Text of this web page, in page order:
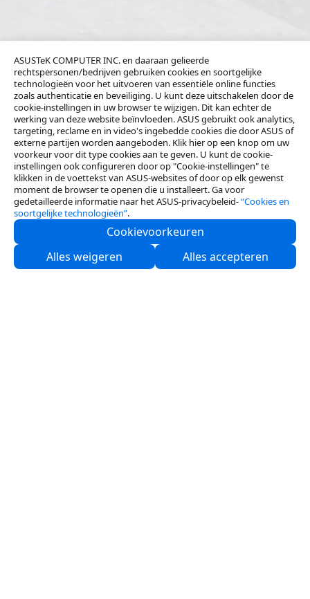
ASUSTeK COMPUTER INC. en daaraan gelieerde
rechtspersonen/bedrijven gebruiken cookies en soortgelijke
technologieën voor het uitvoeren van essentiële online functies
zoals authenticatie en beveiliging. U kunt deze uitschakelen door de
cookie-instellingen in uw browser te wijzigen. Dit kan echter de
werking van deze website beïnvloeden. ASUS gebruikt ook analytics,
targeting, reclame en in video's ingebedde cookies die door ASUS of
externe partijen worden aangeboden. Klik hier op een knop om uw
voorkeur voor dit type cookies aan te geven. U kunt de cookie-
instellingen ook configureren door op "Cookie-instellingen" te
klikken in de voettekst van ASUS-websites of door op elk gewenst
moment de browser te openen die u installeert. Ga voor
gedetailleerde informatie naar het ASUS-privacybeleid-“Cookies en
soortgelijke technologieën”.
Cookievoorkeuren
Alles weigeren
Alles accepteren
Neem contact met ons op